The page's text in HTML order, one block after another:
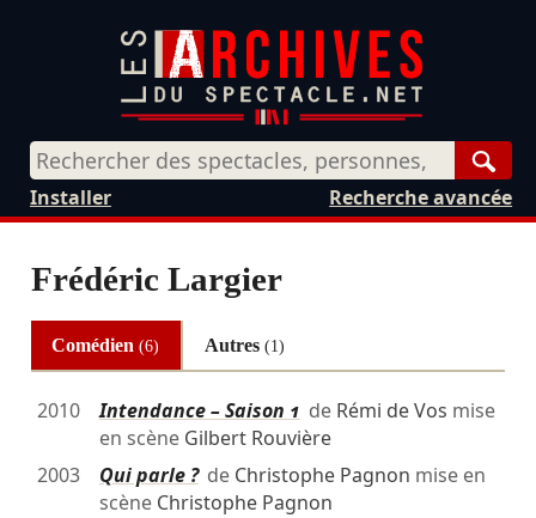
Recherche avancée
Installer
Frédéric Largier
Comédien(6) Autres (1)
2010 Intendance – Saison 1 de Rémi de Vos mise
en scène Gilbert Rouvière
2003
Qui parle ?de Christophe Pagnon mise en
scène Christophe Pagnon